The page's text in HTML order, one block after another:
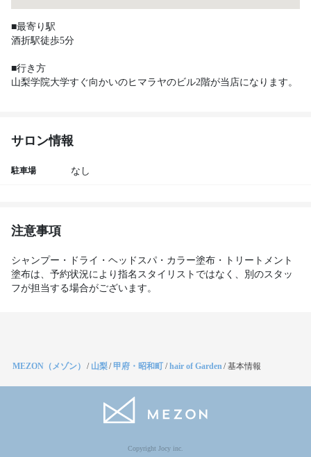
■最寄り駅
酒折駅徒歩5分
■行き方
山梨学院大学すぐ向かいのヒマラヤのビル2階が当店になります。
サロン情報
駐車場 なし
注意事項
シャンプー・ドライ・ヘッドスパ・カラー塗布・トリートメント
塗布は、予約状況により指名スタイリストではなく、別のスタッ
フが担当する場合がございます。
MEZON（メゾン） / 山梨/甲府・昭和町 /hair of Garden/基本情報
Copyright Jocy inc.